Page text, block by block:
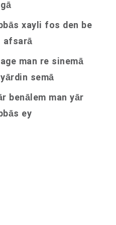
xayli fos den be
afsarā
man re sinemā
semā
benālem man yār
ey